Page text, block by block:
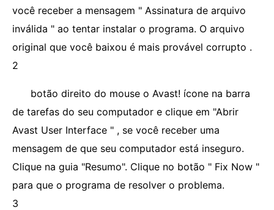
você receber a mensagem " Assinatura de arquivo
inválida " ao tentar instalar o programa. O arquivo
original que você baixou é mais provável corrupto .
2
botão direito do mouse o Avast! ícone na barra
de tarefas do seu computador e clique em "Abrir
Avast User Interface " , se você receber uma
mensagem de que seu computador está inseguro.
Clique na guia "Resumo". Clique no botão " Fix Now "
para que o programa de resolver o problema.
3